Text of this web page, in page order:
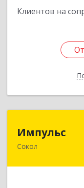
Клиентов на
Импульс
Сокол